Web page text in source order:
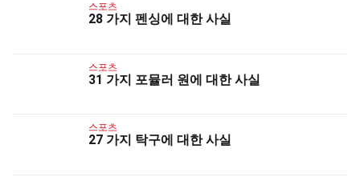
스포츠
28 가지 펜싱에 대한 사실
스포츠
31 가지 포뮬러 원에 대한 사실
스포츠
27 가지 탁구에 대한 사실